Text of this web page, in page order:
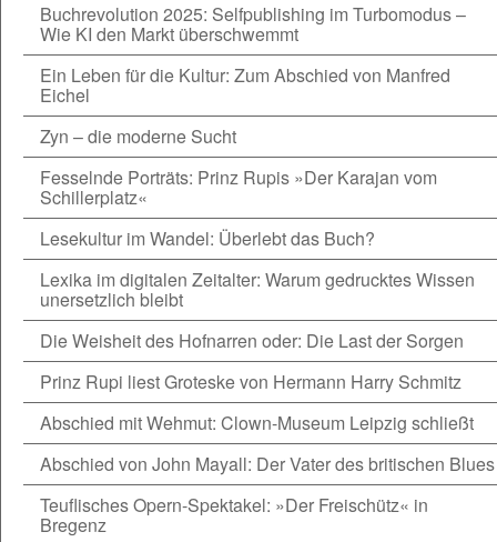
Buchrevolution 2025: Selfpublishing im Turbomodus –
Wie KI den Markt überschwemmt
Ein Leben für die Kultur: Zum Abschied von Manfred
Eichel
Zyn – die moderne Sucht
Fesselnde Porträts: Prinz Rupis »Der Karajan vom
Schillerplatz«
Lesekultur im Wandel: Überlebt das Buch?
Lexika im digitalen Zeitalter: Warum gedrucktes Wissen
unersetzlich bleibt
Die Weisheit des Hofnarren oder: Die Last der Sorgen
Prinz Rupi liest Groteske von Hermann Harry Schmitz
Abschied mit Wehmut: Clown-Museum Leipzig schließt
Abschied von John Mayall: Der Vater des britischen Blues
Teuflisches Opern-Spektakel: »Der Freischütz« in
Bregenz